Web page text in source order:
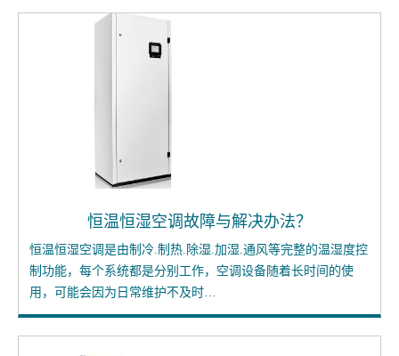
恒温恒湿空调故障与解决办法？
恒温恒湿空调是由制冷.制热.除湿.加湿.通风等完整的温湿度控
制功能，每个系统都是分别工作，空调设备随着长时间的使
用，可能会因为日常维护不及时…